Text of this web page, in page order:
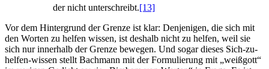
der nicht unterschreibt.[13]
Vor dem Hintergrund der Grenze ist klar: Denjenigen, die sich mit
den Worten zu helfen wissen, ist deshalb nicht zu helfen, weil sie
sich nur innerhalb der Grenze bewegen. Und sogar dieses Sich-zu-
helfen-wissen stellt Bachmann mit der Formulierung mit „weißgott“